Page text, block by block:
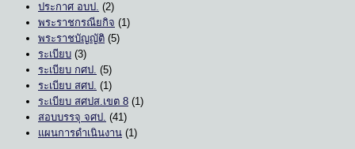
ประกาศ อบป. (2)
พระราชกรณียกิจ (1)
พระราชบัญญัติ (5)
ระเบียบ (3)
ระเบียบ กศป. (5)
ระเบียบ สศป. (1)
ระเบียบ สศปส.เขต 8 (1)
สอบบรรจุ จศป. (41)
แผนการดำเนินงาน (1)